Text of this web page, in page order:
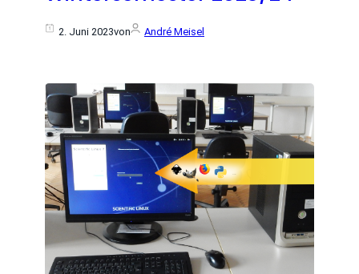
2. Juni 2023von André Meisel